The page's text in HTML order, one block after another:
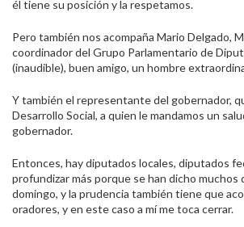
él tiene su posición y la respetamos.
Pero también nos acompaña Mario Delgado,
coordinador del Grupo Parlamentario de
(inaudible), buen amigo, un hombre
Y también el representante del gobernador,
Desarrollo Social, a quien le mandamos un
gobernador.
Entonces, hay diputados locales, diputados
profundizar más porque se han dicho muchos
domingo, y la prudencia también tiene que
oradores, y en este caso a mí me toca cerrar.